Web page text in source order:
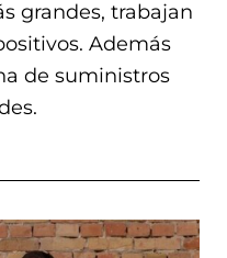
grandes, trabajan
Además
de suministros